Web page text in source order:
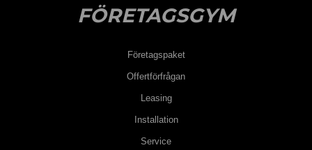
FÖRETAGSGYM
Företagspaket
Offertförfrågan
Leasing
Installation
Service